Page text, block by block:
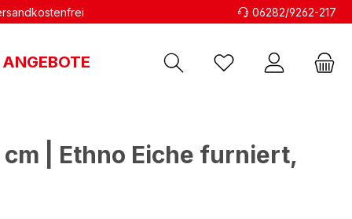
06282/9262-217
ANGEBOTE
| Ethno Eiche furniert,